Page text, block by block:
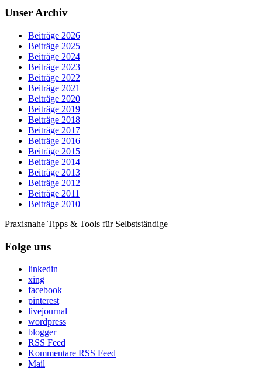
Unser Archiv
Beiträge 2026
Beiträge 2025
Beiträge 2024
Beiträge 2023
Beiträge 2022
Beiträge 2021
Beiträge 2020
Beiträge 2019
Beiträge 2018
Beiträge 2017
Beiträge 2016
Beiträge 2015
Beiträge 2014
Beiträge 2013
Beiträge 2012
Beiträge 2011
Beiträge 2010
Praxisnahe Tipps & Tools für Selbstständige
Folge uns
linkedin
xing
facebook
pinterest
livejournal
wordpress
blogger
RSS Feed
Kommentare RSS Feed
Mail